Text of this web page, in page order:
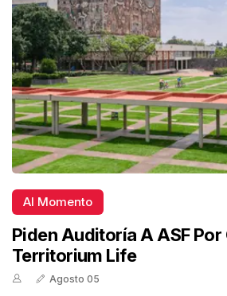
Al Momento
Piden Auditoría A ASF
Territorium Life
Agosto 05